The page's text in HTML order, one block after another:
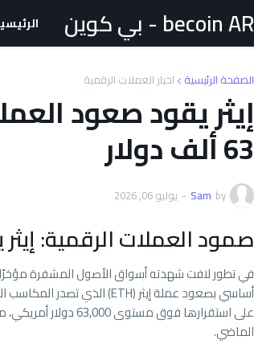
becoin AR - بي كوين
الصفحة الرئيسية اخبار العملات الرقمية
إيثر يقود صعود
63 ألف دولار
by
Sam
- يوليو 06, 2026
صمود العملات الرقمية:
في تطور لافت شهدته أسواق الأصول المشفرة
على استقرارها فوق
الماضي.